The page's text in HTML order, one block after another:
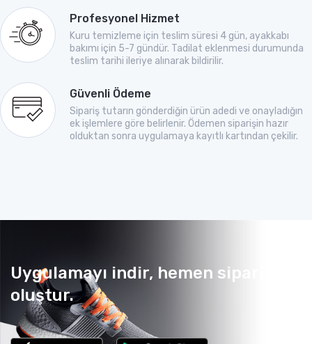
Profesyonel Hizmet
Kuru temizleme için teslim süresi 4 gün, ayakkabı
bakımı için 5-7 gündür. Tadilat eklenmesi durumunda
teslim tarihi ileriye alınarak bildirilir.
Güvenli Ödeme
Sipariş tutarın gönderdiğin ürün adedi ve onayladığın
ek işlemlere göre belirlenir. Ödemen siparişin hazır
olduktan sonra uygulamaya kayıtlı kartından çekilir.
Uygulamayı indir, hemen sipariş
oluştur.